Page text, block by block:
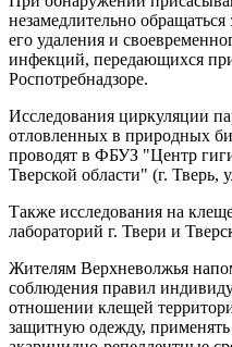
незамедлительно
его удаления и
инфекций, передающихся
Роспотребнадзоре.
Исследования циркуляции
отловленных в природных
проводят в ФБУЗ "Центр
Тверской области" (г. Тверь,
Также исследования на
лабораторий г. Твери и
Жителям Верхневолжья
соблюдения правил
отношении клещей
защитную одежду,